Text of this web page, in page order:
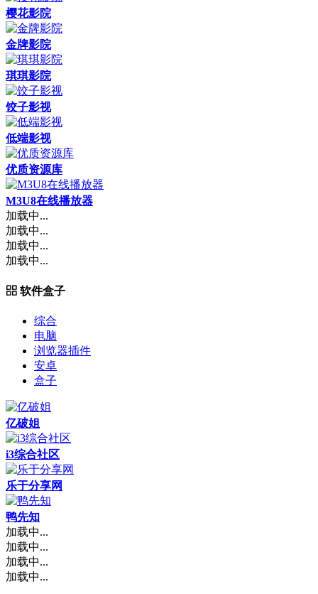
樱花影院
金牌影院
琪琪影院
饺子影视
低端影视
优质资源库
M3U8在线播放器
加载中...
加载中...
加载中...
加载中...
软件盒子
综合
电脑
浏览器插件
安卓
盒子
亿破姐
i3综合社区
乐于分享网
鸭先知
加载中...
加载中...
加载中...
加载中...